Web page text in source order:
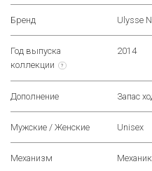
Бренд Ulysse
Год выпуска
коллекции
?
2014
Дополнение Запас
Мужские / Женские Unisex
Механизм